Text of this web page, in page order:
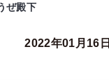
ぜ殿下
2022年01月16日